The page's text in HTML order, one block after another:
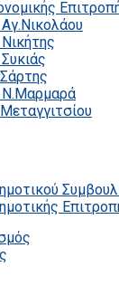
Ν.Μαρμαρά